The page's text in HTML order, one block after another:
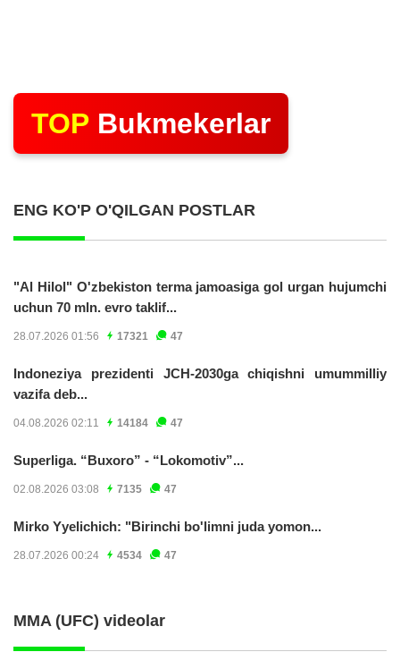
TOP Bukmekerlar
ENG KO'P O'QILGAN POSTLAR
"Al Hilol" O'zbekiston terma jamoasiga gol urgan hujumchi
uchun 70 mln. evro taklif...
28.07.2026 01:56 17321 47
Indoneziya prezidenti JCH-2030ga chiqishni umummilliy
vazifa deb...
04.08.2026 02:11 14184 47
Superliga. “Buxoro” - “Lokomotiv”...
02.08.2026 03:08 7135 47
Mirko Yyelichich: "Birinchi bo'limni juda yomon...
28.07.2026 00:24 4534 47
MMA (UFC) videolar